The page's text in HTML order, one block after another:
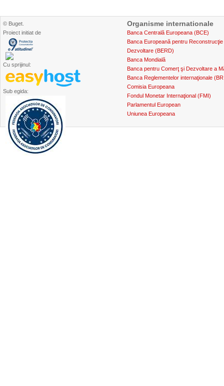
© Buget.
Proiect initiat de
Cu sprijinul:
Sub egida:
Organisme internationale
Banca Centrală Europeana (BCE)
Banca Europeană pentru Reconstrucţie
Dezvoltare (BERD)
Banca Mondială
Banca pentru Comerţ şi Dezvoltare a
Banca Reglementelor internaţionale
Comisia Europeana
Fondul Monetar Internaţional (FMI)
Parlamentul European
Uniunea Europeana